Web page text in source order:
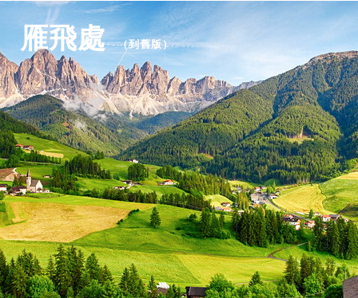
雁飛處（到舊版）